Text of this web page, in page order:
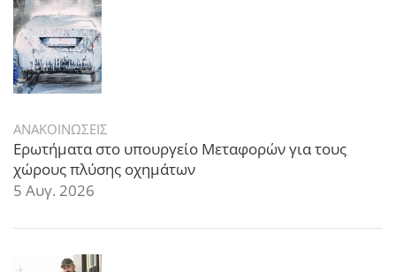
ΑΝΑΚΟΙΝΩΣΕΙΣ
Ερωτήματα στο υπουργείο Μεταφορών για τους
χώρους πλύσης οχημάτων
5 Αυγ. 2026